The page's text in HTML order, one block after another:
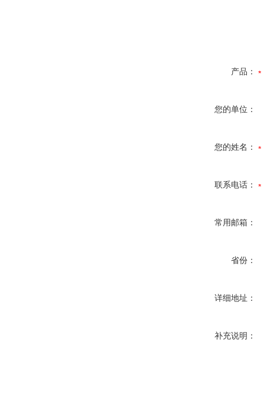
产品：
您的单位：
您的姓名：
联系电话：
常用邮箱：
省份：
详细地址：
补充说明：